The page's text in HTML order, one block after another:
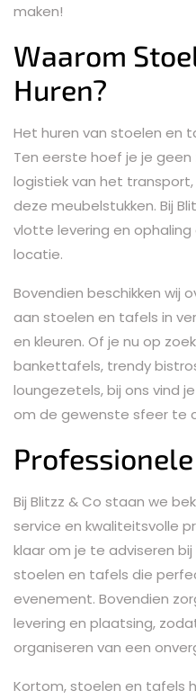
maken!
Waarom
Huren?
Het huren van stoelen en
Ten eerste hoef je je
logistiek van het
deze meubelstukken. Bij
vlotte levering en
locatie.
Bovendien beschikken wij
aan stoelen en tafels in
en kleuren. Of je nu op
bankettafels, trendy
loungezetels, bij ons vind
om de gewenste sfeer te
Bij Blitzz & Co staan we
service en kwaliteitsvolle
klaar om je te adviseren
stoelen en tafels die
evenement. Bovendien
levering en plaatsing,
organiseren van een
Kortom, stoelen en tafels